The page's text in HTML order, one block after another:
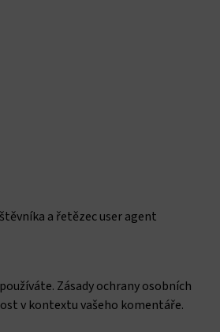
a řetězec user agent
Zásady ochrany osobních
v kontextu vašeho komentáře.